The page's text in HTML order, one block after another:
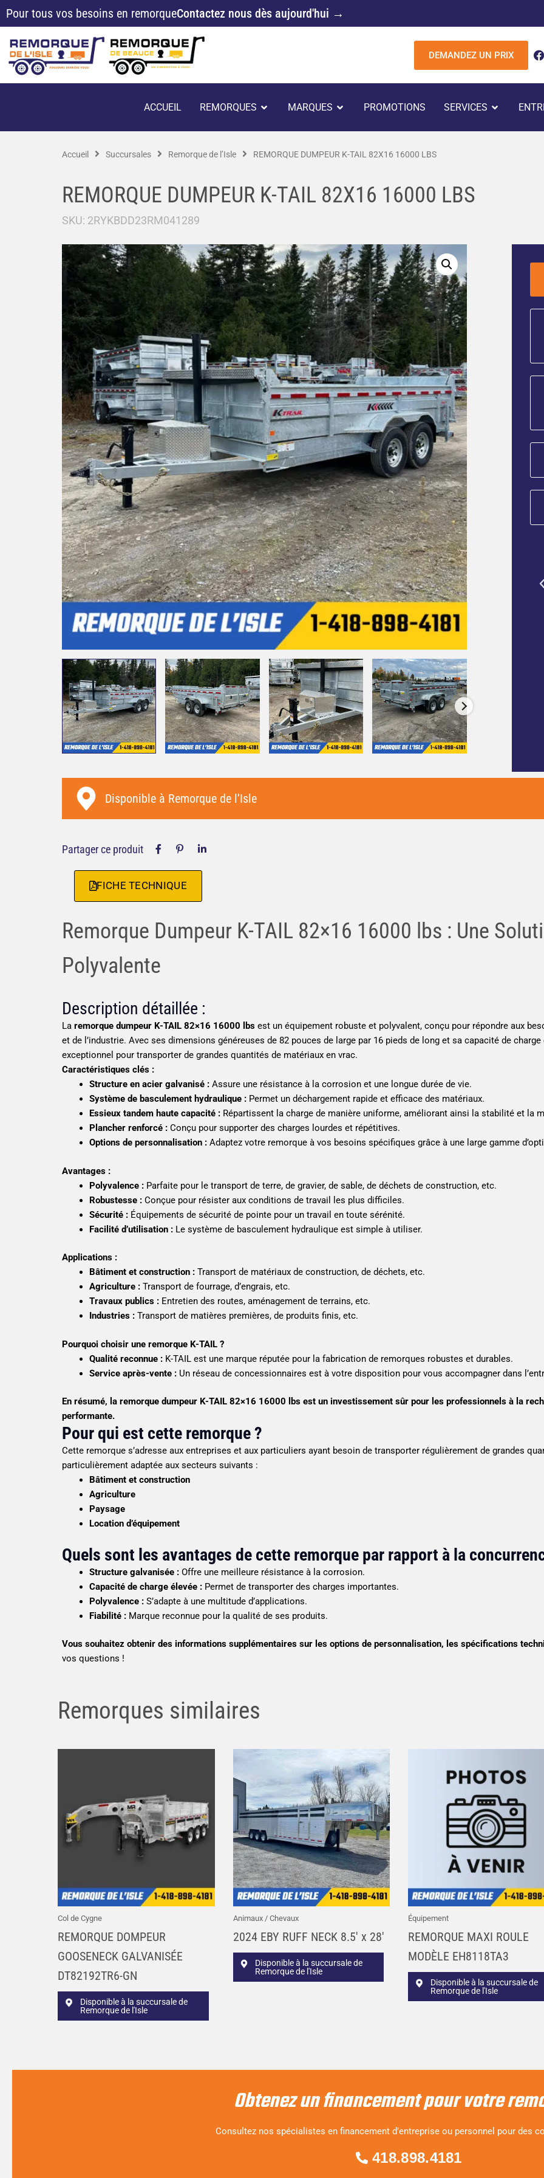
Aller
au
Pour tous vos besoins en remorqueContactez nous dès aujourd'hui →
DEMANDEZ UN PRIX
F
a
e
o
o
ACCUEIL REMORQUES OUVRIR REMORQUES
MARQUES OUVRIR MARQUES
PROMOTIONS SERVICES OUVRIR
Accueil Succursales Remorque de l’Isle REMORQUE DUMPEUR K-TAIL 82X16 16000 LBS
REMORQUE DUMPEUR K-TAIL 82X16 16000 LBS
SKU: 2RYKBDD23RM041289
Merci à toute l'équipe de la Remorque de
l'Isle ! Service impeccable et matériel de
qualité.
Mon endroit préféré pour acheter une
caravane et rencontrer le fabuleux
personnel
Disponible à Remorque de l’Isle
Partager ce produit
FICHE TECHNIQUE
Remorque Dumpeur K-TAIL 82×16 16000 lbs : Une
Polyvalente
Description détaillée :
La remorque dumpeur K-TAIL 82×16 16000 lbs est un équipement robuste et polyvalent, conçu pour répondre aux
et de l’industrie. Avec ses dimensions généreuses de 82 pouces de large par 16 pieds de long et sa capacité de
exceptionnel pour transporter de grandes quantités de matériaux en vrac.
Caractéristiques clés :
Structure en acier galvanisé : Assure une résistance à la corrosion et une longue durée de vie.
Système de basculement hydraulique : Permet un déchargement rapide et efficace des matériaux.
Essieux tandem haute capacité : Répartissent la charge de manière uniforme, améliorant ainsi la stabilité et la
Plancher renforcé : Conçu pour supporter des charges lourdes et répétitives.
Options de personnalisation : Adaptez votre remorque à vos besoins spécifiques grâce à une large gamme
Avantages :
Polyvalence : Parfaite pour le transport de terre, de gravier, de sable, de déchets de construction, etc.
Robustesse : Conçue pour résister aux conditions de travail les plus difficiles.
Sécurité : Équipements de sécurité de pointe pour un travail en toute sérénité.
Facilité d’utilisation : Le système de basculement hydraulique est simple à utiliser.
Applications :
Bâtiment et construction : Transport de matériaux de construction, de déchets, etc.
Agriculture : Transport de fourrage, d’engrais, etc.
Travaux publics : Entretien des routes, aménagement de terrains, etc.
Industries : Transport de matières premières, de produits finis, etc.
Pourquoi choisir une remorque K-TAIL ?
Qualité reconnue : K-TAIL est une marque réputée pour la fabrication de remorques robustes et durables.
Service après-vente : Un réseau de concessionnaires est à votre disposition pour vous accompagner dans
En résumé, la remorque dumpeur K-TAIL 82×16 16000 lbs est un investissement sûr pour les professionnels à la
performante.
Pour qui est cette remorque ?
Cette remorque s’adresse aux entreprises et aux particuliers ayant besoin de transporter régulièrement de grandes
particulièrement adaptée aux secteurs suivants :
Bâtiment et construction
Agriculture
Paysage
Location d’équipement
Quels sont les avantages de cette remorque par rapport à la
Structure galvanisée : Offre une meilleure résistance à la corrosion.
Capacité de charge élevée : Permet de transporter des charges importantes.
Polyvalence : S’adapte à une multitude d’applications.
Fiabilité : Marque reconnue pour la qualité de ses produits.
Vous souhaitez obtenir des informations supplémentaires sur les options de personnalisation, les spécifications
vos questions !
Remorques similaires
Col de Cygne
REMORQUE DOMPEUR
GOOSENECK GALVANISÉE
DT82192TR6-GN
Disponible à la succursale de
Remorque de l'Isle
Animaux / Chevaux
2024 EBY RUFF NECK 8.5′ x 28′
Disponible à la succursale de
Remorque de l'Isle
Équipement
REMORQUE MAXI ROULE
MODÈLE EH8118TA3
Disponible à la succursale de
Remorque de l'Isle
Obtenez un financement pour votre
Consultez nos spécialistes en financement d’entreprise ou personnel pour des
418.898.4181